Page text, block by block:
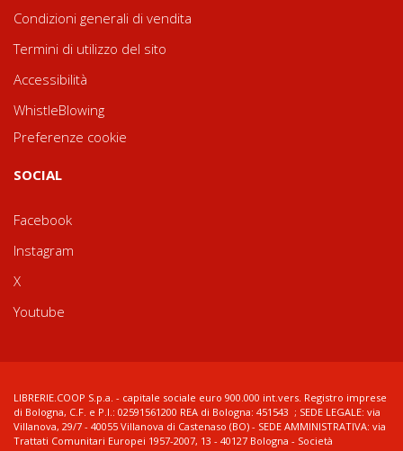
Condizioni generali di vendita
Termini di utilizzo del sito
Accessibilità
WhistleBlowing
Preferenze cookie
SOCIAL
Facebook
Instagram
X
Youtube
LIBRERIE.COOP S.p.a. - capitale sociale euro 900.000 int.vers. Registro imprese
di Bologna, C.F. e P.I.: 02591561200 REA di Bologna: 451543 ; SEDE LEGALE: via
Villanova, 29/7 - 40055 Villanova di Castenaso (BO) - SEDE AMMINISTRATIVA: via
Trattati Comunitari Europei 1957-2007, 13 - 40127 Bologna - Società